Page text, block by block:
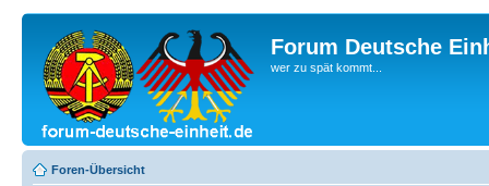
Forum Deutsche
wer zu spät kommt...
Foren-Übersicht